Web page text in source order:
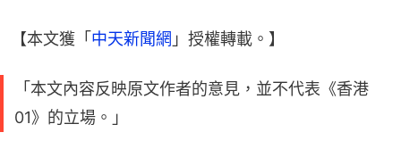
【本文獲「 中天新聞網 」授權轉載。】
「本文內容反映原文作者的意見，並不代表《香港
01》的立場。」